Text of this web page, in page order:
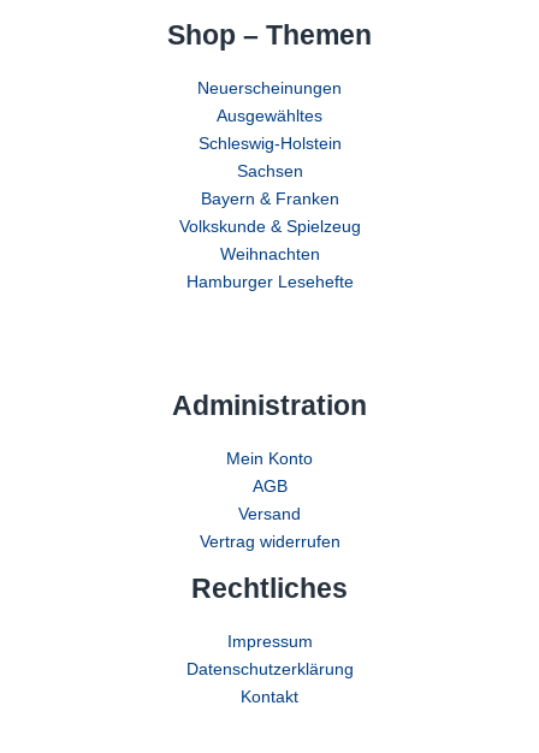
Shop – Themen
Neuerscheinungen
Ausgewähltes
Schleswig-Holstein
Sachsen
Bayern & Franken
Volkskunde & Spielzeug
Weihnachten
Hamburger Lesehefte
Administration
Mein Konto
AGB
Versand
Vertrag widerrufen
Rechtliches
Impressum
Datenschutzerklärung
Kontakt